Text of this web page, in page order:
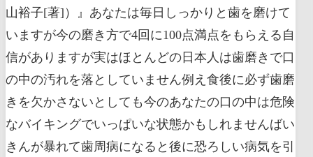
山裕子[著]）』あなたは毎日しっかりと歯を磨けて
いますが今の磨き方で4回に100点満点をもらえる自
信がありますが実はほとんどの日本人は歯磨きで口
の中の汚れを落としていません例え食後に必ず歯磨
きを欠かさないとしても今のあなたの口の中は危険
なバイキングでいっぱいな状態かもしれませんばい
きんが暴れて歯周病になると後に恐ろしい病気を引